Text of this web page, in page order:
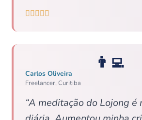

👨‍💻
Carlos Oliveira
Freelancer, Curitiba
“A meditação do Lojong é